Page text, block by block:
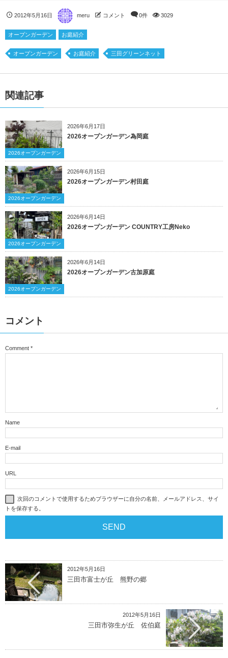
2012年5月16日 meru コメント 0件 3029
オープンガーデン お庭紹介
オープンガーデン お庭紹介 三田グリーンネット
関連記事
2026年6月17日
2026オープンガーデン
2026オープンガーデン為岡庭
2026年6月15日
2026オープンガーデン
2026オープンガーデン村田庭
2026年6月14日
2026オープンガーデン
2026オープンガーデン COUNTRY工房Neko
2026年6月14日
2026オープンガーデン
2026オープンガーデン古加原庭
コメント
Comment *
Name
E-mail
URL
次回のコメントで使用するためブラウザーに自分の名前、メールアドレス、サイ
トを保存する。
2012年5月16日
三田市富士が丘 熊野の郷
2012年5月16日
三田市弥生が丘 佐伯庭